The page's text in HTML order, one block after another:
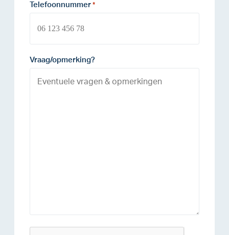
Telefoonnummer *
Vraag/opmerking?